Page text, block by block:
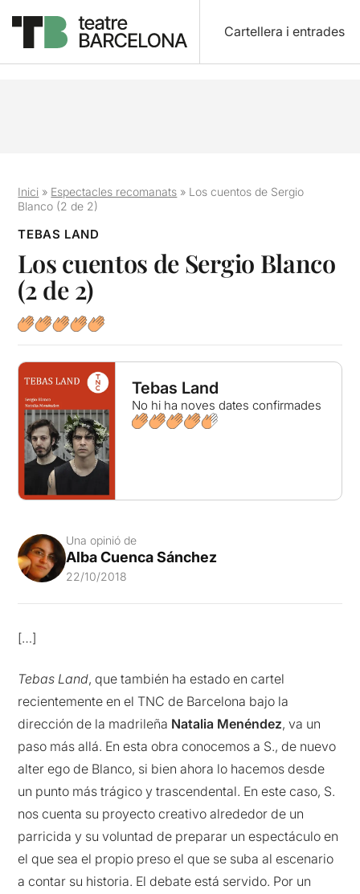
Cartellera i entrades
Inici » Espectacles recomanats » Los cuentos de Sergio
Blanco (2 de 2)
TEBAS LAND
Los cuentos de Sergio Blanco
(2 de 2)
Tebas Land
No hi ha noves dates confirmades
Una opinió de
Alba Cuenca Sánchez
22/10/2018
[…]
Tebas Land, que también ha estado en cartel
recientemente en el TNC de Barcelona bajo la
dirección de la madrileña Natalia Menéndez, va un
paso más allá. En esta obra conocemos a S., de nuevo
alter ego de Blanco, si bien ahora lo hacemos desde
un punto más trágico y trascendental. En este caso, S.
nos cuenta su proyecto creativo alrededor de un
parricida y su voluntad de preparar un espectáculo en
el que sea el propio preso el que se suba al escenario
a contar su historia. El debate está servido. Por un